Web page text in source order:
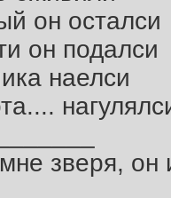
он осталси
он подалси
наелси
зверя, он